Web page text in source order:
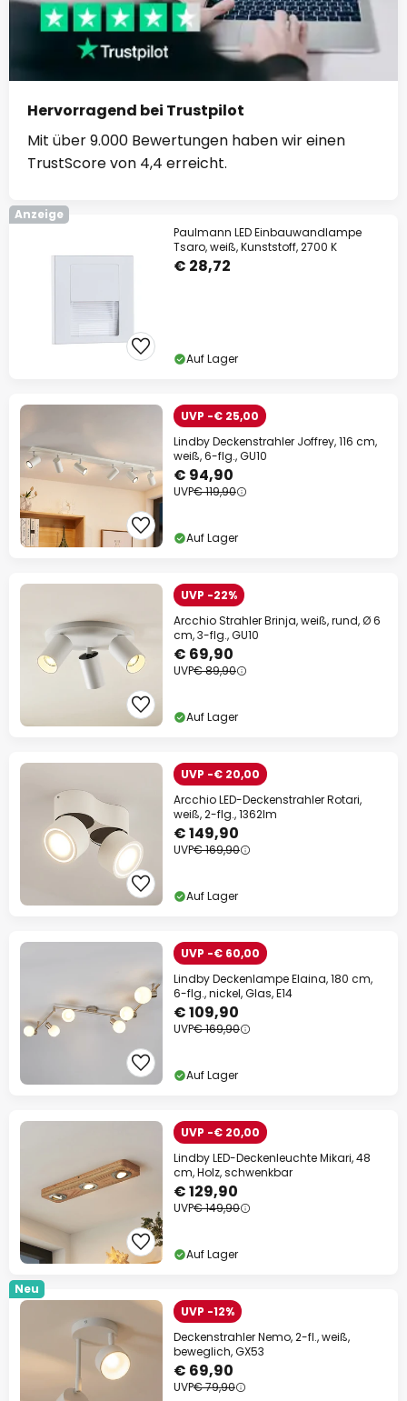
Hervorragend bei Trustpilot
Mit über 9.000 Bewertungen haben wir einen
TrustScore von 4,4 erreicht.
Anzeige
Paulmann LED Einbauwandlampe
Tsaro, weiß, Kunststoff, 2700 K
€ 28,72
Auf Lager
UVP -€ 25,00
Lindby Deckenstrahler Joffrey, 116 cm,
weiß, 6-flg., GU10
€ 94,90
UVP€ 119,90
Auf Lager
UVP -22%
Arcchio Strahler Brinja, weiß, rund, Ø 6
cm, 3-flg., GU10
€ 69,90
UVP€ 89,90
Auf Lager
UVP -€ 20,00
Arcchio LED-Deckenstrahler Rotari,
weiß, 2-flg., 1362lm
€ 149,90
UVP€ 169,90
Auf Lager
UVP -€ 60,00
Lindby Deckenlampe Elaina, 180 cm,
6-flg., nickel, Glas, E14
€ 109,90
UVP€ 169,90
Auf Lager
UVP -€ 20,00
Lindby LED-Deckenleuchte Mikari, 48
cm, Holz, schwenkbar
€ 129,90
UVP€ 149,90
Auf Lager
Neu
UVP -12%
Deckenstrahler Nemo, 2-fl., weiß,
beweglich, GX53
€ 69,90
UVP€ 79,90